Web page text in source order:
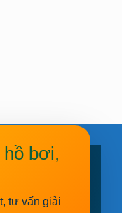
bơi,
tư vấn giải